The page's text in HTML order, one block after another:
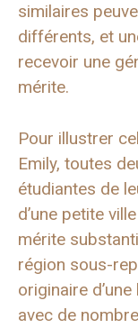
similaires
différents, et
recevoir une
mérite.
Pour illustrer
Emily, toutes
étudiantes de
d’une petite
mérite
région sous-
originaire
avec de